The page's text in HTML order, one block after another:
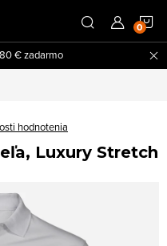
€ zadarmo
hodnotenia
Luxury Stretch